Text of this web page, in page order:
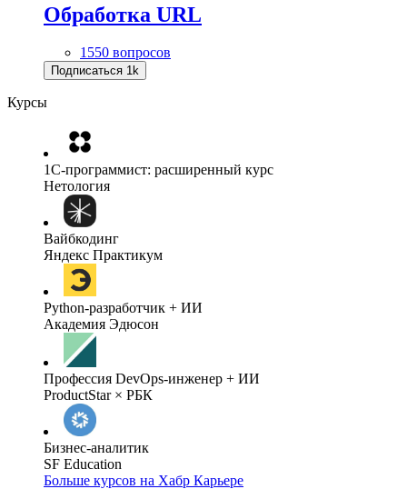
Обработка URL
1550 вопросов
Подписаться 1k
Курсы
1C-программист: расширенный курс
Нетология
Вайбкодинг
Яндекс Практикум
Python-разработчик + ИИ
Академия Эдюсон
Профессия DevOps-инженер + ИИ
ProductStar × РБК
Бизнес-аналитик
SF Education
Больше курсов на Хабр Карьере